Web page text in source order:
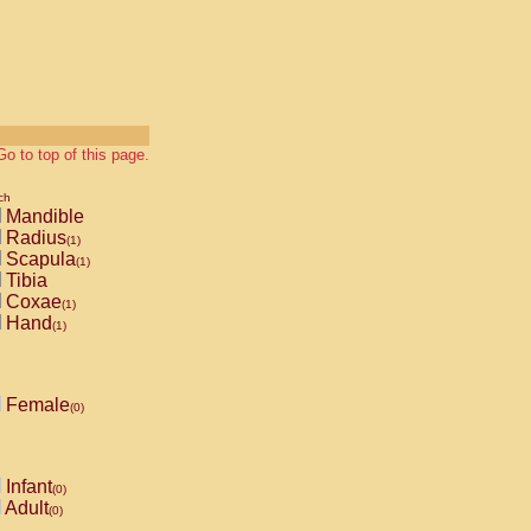
to top of this page.
Mandible
Radius(1)
Scapula(1)
Tibia
Coxae(1)
Hand(1)
Female(0)
Infant(0)
Adult(0)